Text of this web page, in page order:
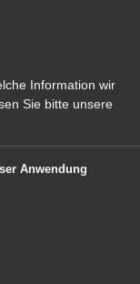
15.
den
Information wir
Sie bitte unsere
Anwendung